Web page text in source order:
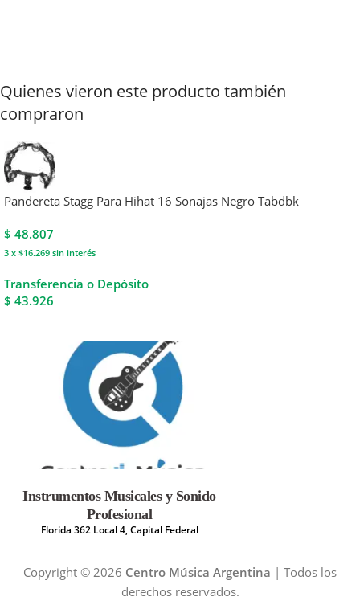
Quienes vieron este producto también
compraron
Pandereta Stagg Para Hihat 16 Sonajas Negro Tabdbk
$ 48.807
3 x $16.269 sin interés
Transferencia o Depósito
$ 43.926
Instrumentos Musicales y Sonido
Profesional
Florida 362 Local 4, Capital Federal
Copyright © 2026 Centro Música Argentina | Todos los
derechos reservados.